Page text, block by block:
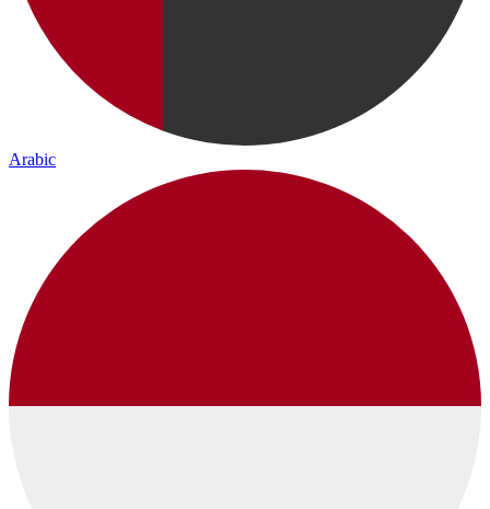
Arabic